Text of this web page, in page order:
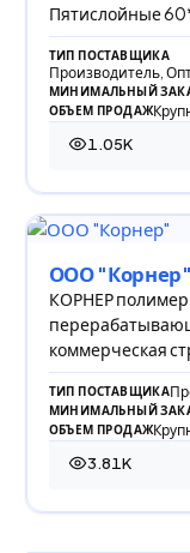
Пятислойные
ТИП ПОСТАВЩИКА
Производитель,
МИНИМАЛЬНЫЙ
ОБЪЕМ ПРОДАЖ
1.05K
1 046 просмотров
ООО "Корнер"
КОРНЕР полимер
коммерческая
переработки
ТИП ПОСТАВЩИКА
МИНИМАЛЬНЫЙ
ОБЪЕМ ПРОДАЖ
3.81K
3 806